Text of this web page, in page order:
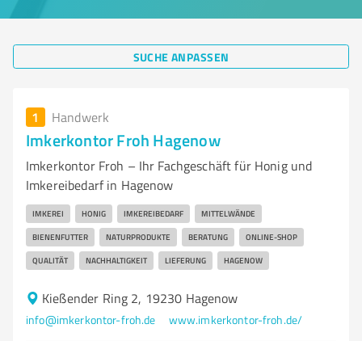
SUCHE ANPASSEN
1 Handwerk
Imkerkontor Froh Hagenow
Imkerkontor Froh – Ihr Fachgeschäft für Honig und
Imkereibedarf in Hagenow
IMKEREI HONIG IMKEREIBEDARF MITTELWÄNDE
BIENENFUTTER NATURPRODUKTE BERATUNG ONLINE-SHOP
QUALITÄT NACHHALTIGKEIT LIEFERUNG HAGENOW
Kießender Ring 2, 19230 Hagenow
info@imkerkontor-froh.de www.imkerkontor-froh.de/